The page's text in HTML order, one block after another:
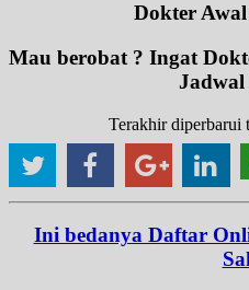
Dokter
Mau berobat ? Ingat
Terakhir diperbarui
Ini bedanya Daftar